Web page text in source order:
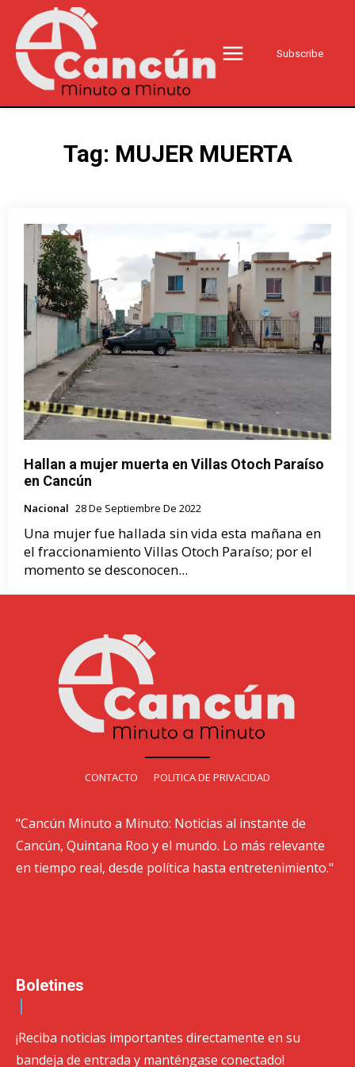
Subscribe
Tag: MUJER MUERTA
Hallan a mujer muerta en Villas Otoch Paraíso
en Cancún
Nacional 28 De Septiembre De 2022
Una mujer fue hallada sin vida esta mañana en
el fraccionamiento Villas Otoch Paraíso; por el
momento se desconocen...
CONTACTO POLITICA DE PRIVACIDAD
"Cancún Minuto a Minuto: Noticias al instante de
Cancún, Quintana Roo y el mundo. Lo más relevante
en tiempo real, desde política hasta entretenimiento."
Boletines
¡Reciba noticias importantes directamente en su
bandeja de entrada y manténgase conectado!